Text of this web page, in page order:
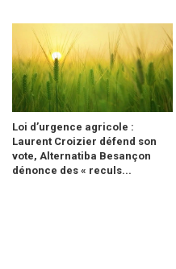
Loi d’urgence agricole :
Laurent Croizier défend son
vote, Alternatiba Besançon
dénonce des « reculs...